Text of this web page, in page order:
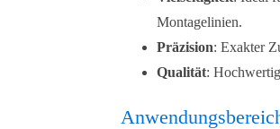
Montagelinien.
Präzision: Exakter
Qualität: